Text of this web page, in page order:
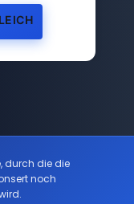
durch die die
noch